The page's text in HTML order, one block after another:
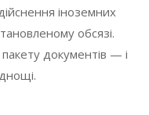
іноземних
обсязі.
документів — і